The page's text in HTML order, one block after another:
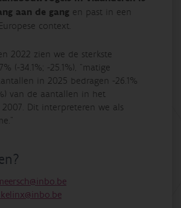
aan de gang en past in een
context.
2022 zien we de sterkste
(-34.1%; -25.1%), “matige
in 2025 bedragen -26.1%
van de aantallen in het
Dit interpreteren we als